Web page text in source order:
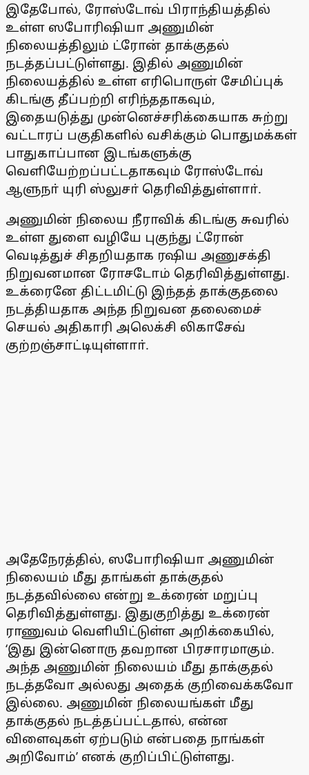
இதேபோல், ரோஸ்டோவ் பிராந்தியத்தில்
உள்ள ஸபோரிஷியா அணுமின்
நிலையத்திலும் ட்ரோன் தாக்குதல்
நடத்தப்பட்டுள்ளது. இதில் அணுமின்
நிலையத்தில் உள்ள எரிபொருள் சேமிப்புக்
கிடங்கு தீப்பற்றி எரிந்ததாகவும்,
இதையடுத்து முன்னெச்சரிக்கையாக சுற்று
வட்டாரப் பகுதிகளில் வசிக்கும் பொதுமக்கள்
பாதுகாப்பான இடங்களுக்கு
வெளியேற்றப்பட்டதாகவும் ரோஸ்டோவ்
ஆளுநா் யுரி ஸ்லுசா் தெரிவித்துள்ளாா்.
அணுமின் நிலைய நீராவிக் கிடங்கு சுவரில்
உள்ள துளை வழியே புகுந்து ட்ரோன்
வெடித்துச் சிதறியதாக ரஷிய அணுசக்தி
நிறுவனமான ரோசடோம் தெரிவித்துள்ளது.
உக்ரைனே திட்டமிட்டு இந்தத் தாக்குதலை
நடத்தியதாக அந்த நிறுவன தலைமைச்
செயல் அதிகாரி அலெக்சி லிகாசேவ்
குற்றஞ்சாட்டியுள்ளாா்.
அதேநேரத்தில், ஸபோரிஷியா அணுமின்
நிலையம் மீது தாங்கள் தாக்குதல்
நடத்தவில்லை என்று உக்ரைன் மறுப்பு
தெரிவித்துள்ளது. இதுகுறித்து உக்ரைன்
ராணுவம் வெளியிட்டுள்ள அறிக்கையில்,
‘இது இன்னொரு தவறான பிரசாரமாகும்.
அந்த அணுமின் நிலையம் மீது தாக்குதல்
நடத்தவோ அல்லது அதைக் குறிவைக்கவோ
இல்லை. அணுமின் நிலையங்கள் மீது
தாக்குதல் நடத்தப்பட்டதால், என்ன
விளைவுகள் ஏற்படும் என்பதை நாங்கள்
அறிவோம்’ எனக் குறிப்பிட்டுள்ளது.